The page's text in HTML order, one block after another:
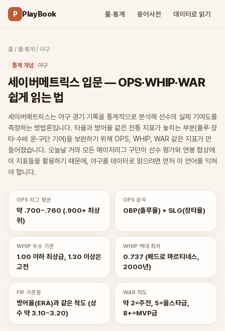
P PlayBook 룰·통계 용어사전 데이터로 읽기
홈 / 룰·통계 / 야구
통계 개념 야구
세이버메트릭스 입문 — OPS·WHIP·WAR
쉽게 읽는 법
세이버메트릭스는 야구 경기 기록을 통계적으로 분석해 선수의 실제 기여도를
측정하는 방법론입니다. 타율과 방어율 같은 전통 지표가 놓치는 부분(출루·장
타·수비 운·구단 기여)을 보완하기 위해 OPS, WHIP, WAR 같은 지표가 만
들어졌습니다. 오늘날 거의 모든 메이저리그 구단이 선수 평가와 연봉 협상에
이 지표들을 활용하기 때문에, 야구를 데이터로 읽으려면 먼저 이 언어를 익혀
야 합니다.
OPS 리그 평균
약 .700~.760 (.900+ 최상
위)
OPS 공식
OBP(출루율) + SLG(장타율)
WHIP 우수 기준
1.00 이하 최상급, 1.30 이상은
고전
WHIP 역대 최저
0.737 (페드로 마르티네스,
2000년)
FIP 기준점
방어율(ERA)과 같은 척도 (상
수 약 3.10~3.20)
WAR 척도
약 2=주전, 5=올스타급,
8+=MVP급